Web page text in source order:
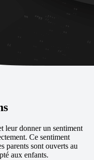
leur donner un sentiment
Ce sentiment
parents sont ouverts au
aux enfants.